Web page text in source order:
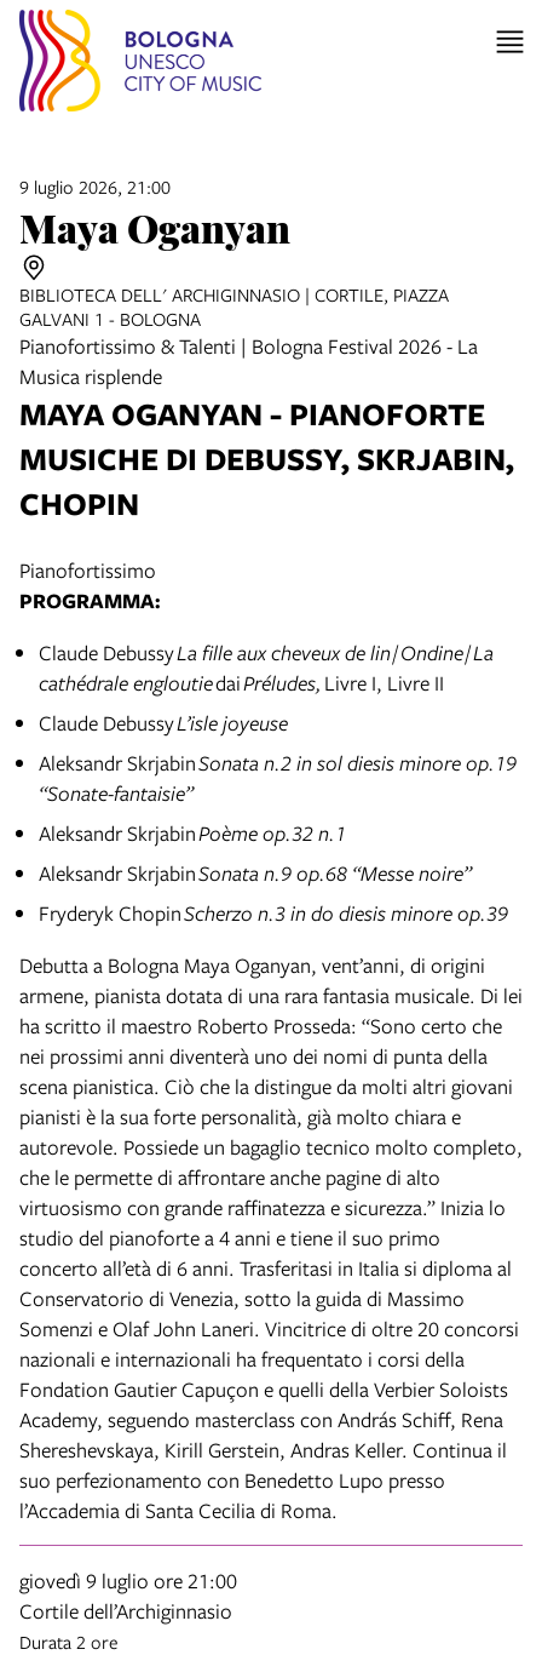
9 luglio 2026, 21:00
Maya Oganyan
BIBLIOTECA DELL' ARCHIGINNASIO | CORTILE, PIAZZA
GALVANI 1 - BOLOGNA
Pianofortissimo & Talenti | Bologna Festival 2026 - La
Musica risplende
MAYA OGANYAN - PIANOFORTE
MUSICHE DI DEBUSSY, SKRJABIN,
CHOPIN
Pianofortissimo
PROGRAMMA:
Claude DebussyLa fille aux cheveux de lin/Ondine/La
cathédrale engloutiedaiPréludes, Livre I, Livre II
Claude DebussyL’isle joyeuse
Aleksandr SkrjabinSonata n.2 in sol diesis minore op.19
“Sonate-fantaisie”
Aleksandr SkrjabinPoème op.32 n.1
Aleksandr SkrjabinSonata n.9 op.68 “Messe noire”
Fryderyk ChopinScherzo n.3 in do diesis minore op.39
Debutta a Bologna Maya Oganyan, vent’anni, di origini
armene, pianista dotata di una rara fantasia musicale. Di lei
ha scritto il maestro Roberto Prosseda: “Sono certo che
nei prossimi anni diventerà uno dei nomi di punta della
scena pianistica. Ciò che la distingue da molti altri giovani
pianisti è la sua forte personalità, già molto chiara e
autorevole. Possiede un bagaglio tecnico molto completo,
che le permette di affrontare anche pagine di alto
virtuosismo con grande raffinatezza e sicurezza.” Inizia lo
studio del pianoforte a 4 anni e tiene il suo primo
concerto all’età di 6 anni. Trasferitasi in Italia si diploma al
Conservatorio di Venezia, sotto la guida di Massimo
Somenzi e Olaf John Laneri. Vincitrice di oltre 20 concorsi
nazionali e internazionali ha frequentato i corsi della
Fondation Gautier Capuçon e quelli della Verbier Soloists
Academy, seguendo masterclass con András Schiff, Rena
Shereshevskaya, Kirill Gerstein, Andras Keller. Continua il
suo perfezionamento con Benedetto Lupo presso
l’Accademia di Santa Cecilia di Roma.
giovedì 9 luglio ore 21:00
Cortile dell’Archiginnasio
Durata 2 ore